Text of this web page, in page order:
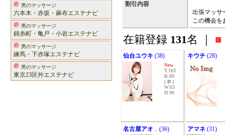
男のマッサージ
六本木・赤坂・麻布エステナビ
男のマッサージ
錦糸町・亀戸・小岩エステナビ
男のマッサージ
練馬・下赤塚エステナビ
男のマッサージ
東京23区外エステナビ
割引内容
出張マッサ
この機会を
在籍登録 131名 ｜ ■
仙台ユウキ (38)
New
T.163
B.89
( D )
W.63
H.90
キウチ (28)
名古屋アオ .. (36) アマネ (31)